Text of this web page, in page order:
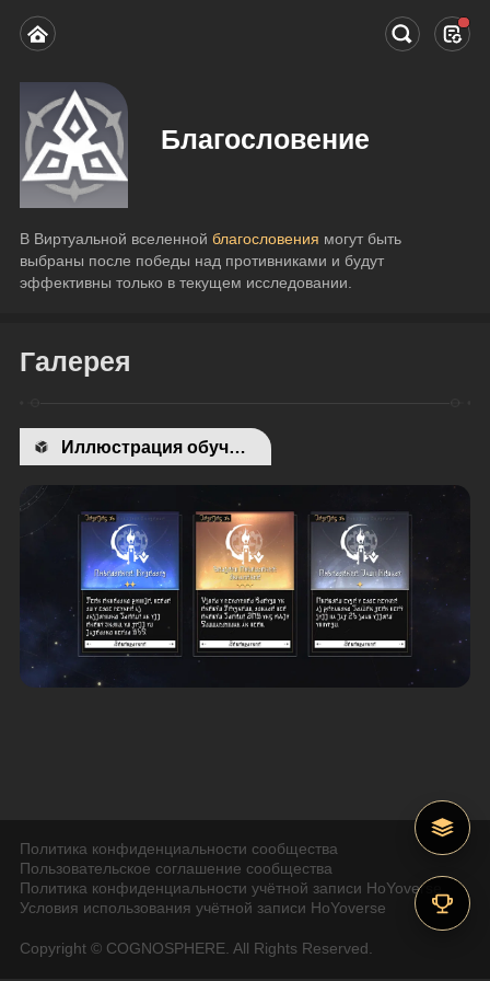
Благословение
В Виртуальной вселенной благословения могут быть
выбраны после победы над противниками и будут
эффективны только в текущем исследовании.
Галерея
Иллюстрация обучения
Политика конфиденциальности сообщества
Пользовательское соглашение сообщества
Политика конфиденциальности учётной записи HoYoverse
Условия использования учётной записи HoYoverse
Copyright © COGNOSPHERE. All Rights Reserved.